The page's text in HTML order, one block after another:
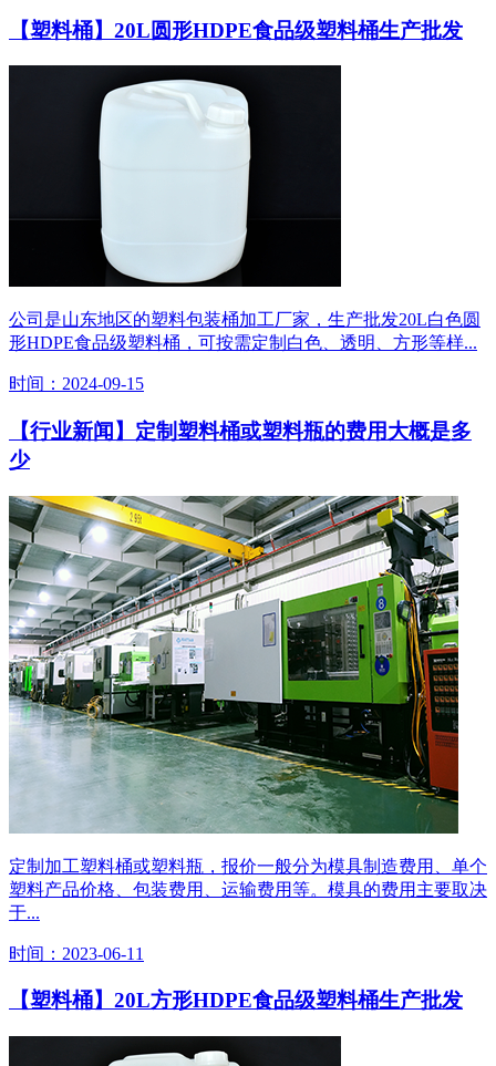
【塑料桶】20L圆形HDPE食品级塑料桶生产批发
公司是山东地区的塑料包装桶加工厂家，生产批发20L白色圆
形HDPE食品级塑料桶，可按需定制白色、透明、方形等样...
时间：2024-09-15
【行业新闻】定制塑料桶或塑料瓶的费用大概是多
少
定制加工塑料桶或塑料瓶，报价一般分为模具制造费用、单个
塑料产品价格、包装费用、运输费用等。模具的费用主要取决
于...
时间：2023-06-11
【塑料桶】20L方形HDPE食品级塑料桶生产批发